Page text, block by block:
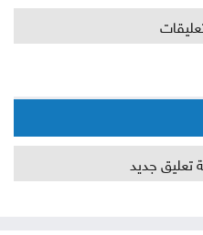
تعليق جديد